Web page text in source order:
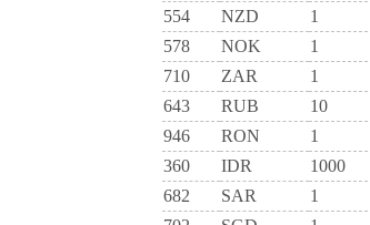
554
NZD 1
578
NOK 1
710
ZAR 1
643
RUB 10
946
RON 1
360
IDR 1000
682
SAR 1